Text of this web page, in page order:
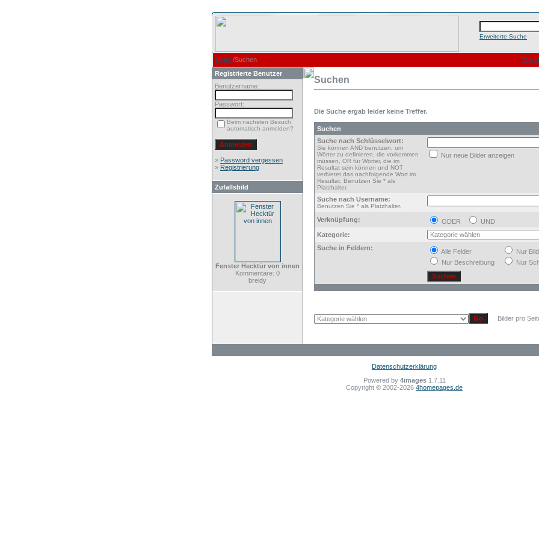
Erweiterte Suche
Home/Suchen
Top
Registrierte Benutzer
Benutzername:
Passwort:
Beim nächsten Besuch
automatisch anmelden?
» Password vergessen
» Registrierung
Zufallsbild
Fenster Hecktür von innen
Kommentare: 0
breidy
Suchen
Die Suche ergab leider keine Treffer.
Suchen
Suche nach Schlüsselwort:
Sie können AND benutzen, um
Wörter zu definieren, die vorkommen
müssen, OR für Wörter, die im
Resultat sein können und NOT
verbietet das nachfolgende Wort im
Resultat. Benutzen Sie * als
Platzhalter.
Nur neue Bilder anzeigen
Suche nach Username:
Benutzen Sie * als Platzhalter.
Verknüpfung: ODER
UND
Kategorie:
Suche in Feldern:
Alle Felder
Nur
Nur Beschreibung
Nur
Bilder pro
Datenschutzerklärung
Powered by 4images1.7.11
Copyright © 2002-2026 4homepages.de